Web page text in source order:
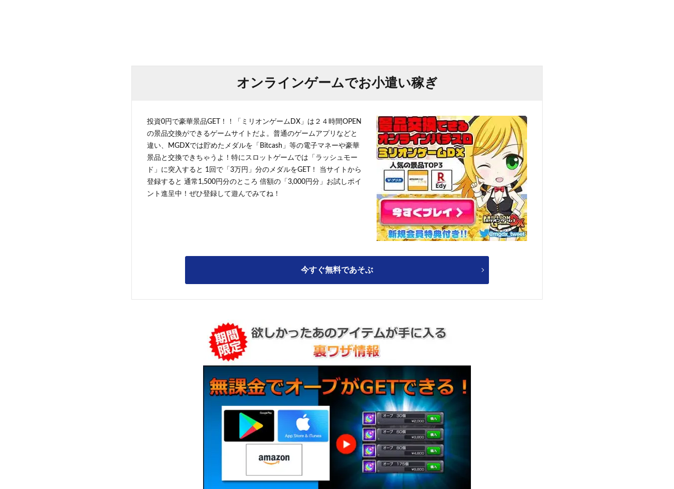
オンラインゲームでお小遣い稼ぎ
投資0円で豪華景品GET！！「ミリオンゲームDX」は２４時間OPEN
の景品交換ができるゲームサイトだよ。普通のゲームアプリなどと
違い、MGDXでは貯めたメダルを「Bitcash」等の電子マネーや豪華
景品と交換できちゃうよ！特にスロットゲームでは「ラッシュモー
ド」に突入すると 1回で「3万円」分のメダルをGET！ 当サイトから
登録すると 通常1,500円分のところ 倍額の「3,000円分」お試しポイ
ント進呈中！ぜひ登録して遊んでみてね！
今すぐ無料であそぶ